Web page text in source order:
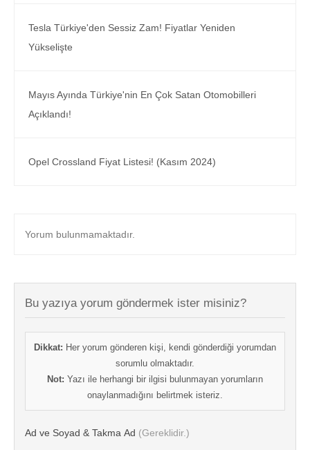
Tesla Türkiye'den Sessiz Zam! Fiyatlar Yeniden
Yükselişte
Mayıs Ayında Türkiye'nin En Çok Satan Otomobilleri
Açıklandı!
Opel Crossland Fiyat Listesi! (Kasım 2024)
Yorum bulunmamaktadır.
Bu yazıya yorum göndermek ister misiniz?
Dikkat: Her yorum gönderen kişi, kendi gönderdiği yorumdan
sorumlu olmaktadır.
Not: Yazı ile herhangi bir ilgisi bulunmayan yorumların
onaylanmadığını belirtmek isteriz.
Ad ve Soyad & Takma Ad (Gereklidir.)